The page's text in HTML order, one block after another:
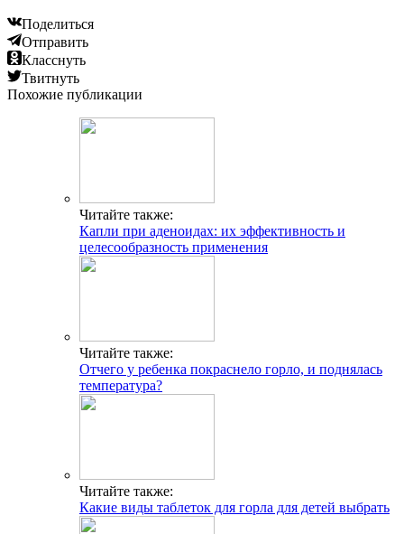
Поделиться
Отправить
Класснуть
Твитнуть
Похожие публикации
Читайте также:
Капли при аденоидах: их эффективность и
целесообразность применения
Читайте также:
Отчего у ребенка покраснело горло, и поднялась
температура?
Читайте также:
Какие виды таблеток для горла для детей выбрать